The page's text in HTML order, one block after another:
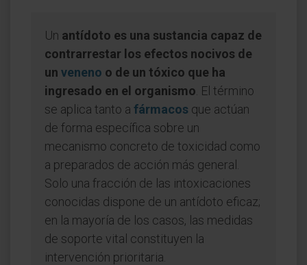
Un antídoto es una sustancia capaz de
contrarrestar los efectos nocivos de
un veneno o de un tóxico que ha
ingresado en el organismo . El término
se aplica tanto a fármacos que actúan
de forma específica sobre un
mecanismo concreto de toxicidad como
a preparados de acción más general.
Solo una fracción de las intoxicaciones
conocidas dispone de un antídoto eficaz;
en la mayoría de los casos, las medidas
de soporte vital constituyen la
intervención prioritaria.